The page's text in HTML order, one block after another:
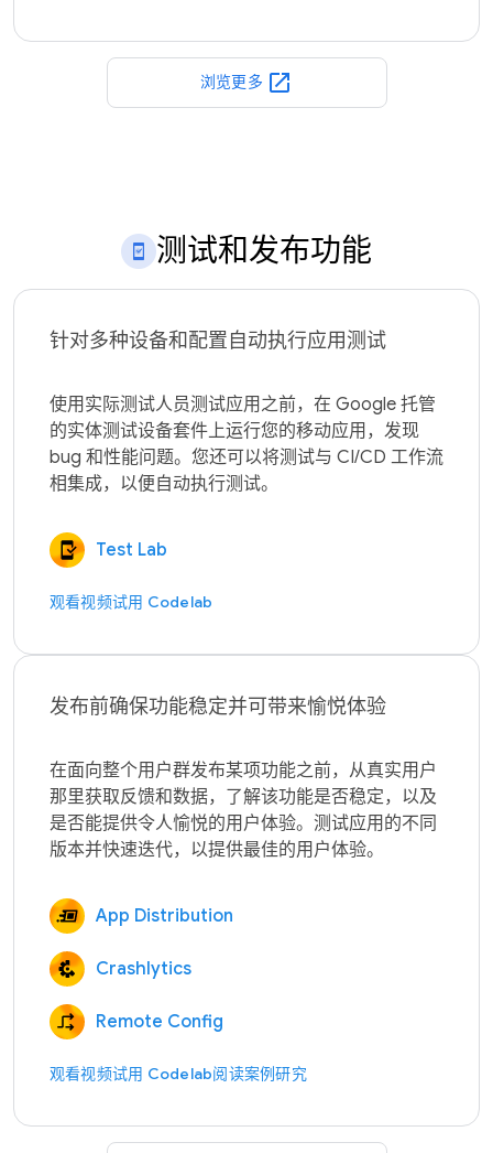
浏览更多 open_in_new
测试和发布功能
针对多种设备和配置自动执行应用测试
使用实际测试人员测试应用之前，在 Google 托管
的实体测试设备套件上运行您的移动应用，发现
bug 和性能问题。您还可以将测试与 CI/CD 工作流
Test Lab
观看视频试用 Codelab
发布前确保功能稳定并可带来愉悦体验
在面向整个用户群发布某项功能之前，从真实用户
那里获取反馈和数据，了解该功能是否稳定，以及
是否能提供令人愉悦的用户体验。测试应用的不同
App Distribution
Crashlytics
Remote Config
观看视频试用 Codelab阅读案例研究